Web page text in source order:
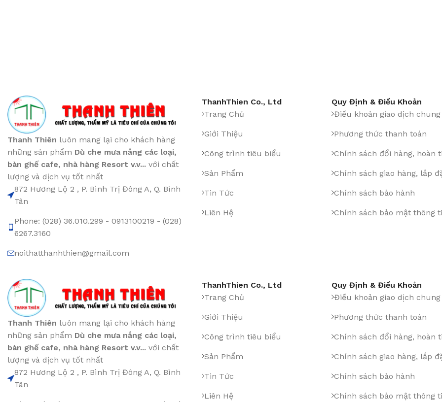
Thanh Thiên luôn mang lại cho khách hàng
những sản phẩm Dù che mưa nắng các loại,
bàn ghế cafe, nhà hàng Resort v.v... với chất
lượng và dịch vụ tốt nhất
872 Hương Lộ 2 , P. Bình Trị Đông A, Q. Bình
Tân
Phone: (028) 36.010.299 - 0913100219 - (028)
6267.3160
noithatthanhthien@gmail.com
ThanhThien Co., Ltd
Trang Chủ
Giới Thiệu
Công trình tiêu biểu
Sản Phẩm
Tin Tức
Liên Hệ
Quy Định & Điều Khoản
Điều khoản giao dịch chung
Phương thức thanh toán
Chính sách đổi hàng, hoàn
Chính sách giao hàng, lắp
Chính sách bảo hành
Chính sách bảo mật thông
Thanh Thiên luôn mang lại cho khách hàng
những sản phẩm Dù che mưa nắng các loại,
bàn ghế cafe, nhà hàng Resort v.v... với chất
lượng và dịch vụ tốt nhất
872 Hương Lộ 2 , P. Bình Trị Đông A, Q. Bình
Tân
ThanhThien Co., Ltd
Trang Chủ
Giới Thiệu
Công trình tiêu biểu
Sản Phẩm
Tin Tức
Liên Hệ
Quy Định & Điều Khoản
Điều khoản giao dịch chung
Phương thức thanh toán
Chính sách đổi hàng, hoàn
Chính sách giao hàng, lắp
Chính sách bảo hành
Chính sách bảo mật thông